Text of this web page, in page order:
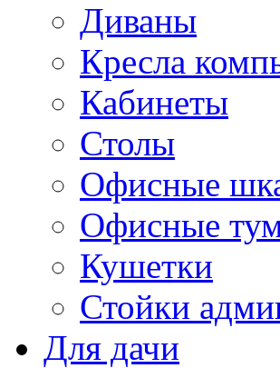
Диваны
Кресла
Кабинеты
Столы
Офисные
Офисные
Кушетки
Стойки
Для дачи